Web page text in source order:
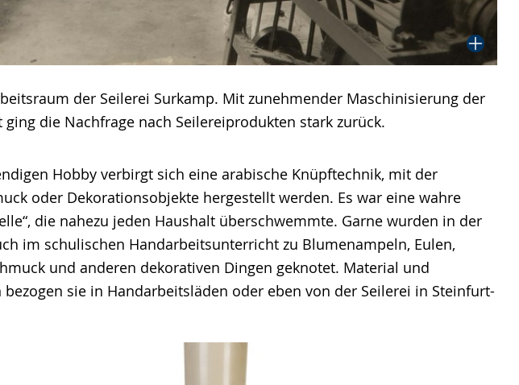
der Seilerei Surkamp. Mit zunehmender Maschinisierung der
ging die Nachfrage nach Seilereiprodukten stark zurück.
Hobby verbirgt sich eine arabische Knüpftechnik, mit der
oder Dekorationsobjekte hergestellt werden. Es war eine wahre
die nahezu jeden Haushalt überschwemmte. Garne wurden in der
im schulischen Handarbeitsunterricht zu Blumenampeln, Eulen,
und anderen dekorativen Dingen geknotet. Material und
bezogen sie in Handarbeitsläden oder eben von der Seilerei in Steinfurt-